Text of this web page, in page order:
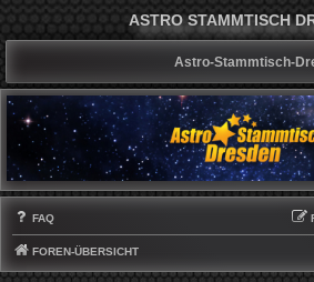
ASTRO STAMMTISCH
Astro-Stammtisch-
FAQ
FOREN-ÜBERSICHT